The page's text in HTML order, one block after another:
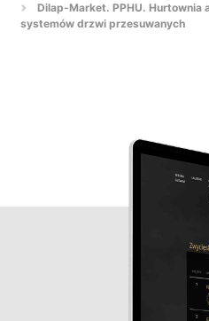
Dilap-Market. PPHU. Hurtownia
systemów drzwi przesuwanych